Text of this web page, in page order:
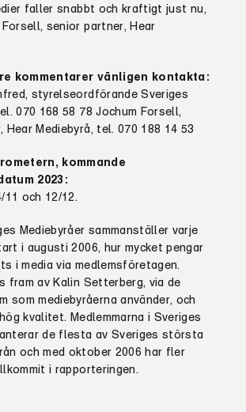
faller snabbt och kraftigt just nu,
senior partner, Hear
kommentarer vänligen kontakta:
styrelseordförande Sveriges
070 168 58 78 Jochum Forsell,
Hear Mediebyrå, tel. 070 188 14 53
kommande
2023:
11 och 12/12.
Mediebyråer sammanställer varje
i augusti 2006, hur mycket pengar
i media via medlemsföretagen.
fram av Kalin Setterberg, via de
som mediebyråerna använder, och
kvalitet. Medlemmarna i Sveriges
de flesta av Sveriges största
och med oktober 2006 har fler
i rapporteringen.